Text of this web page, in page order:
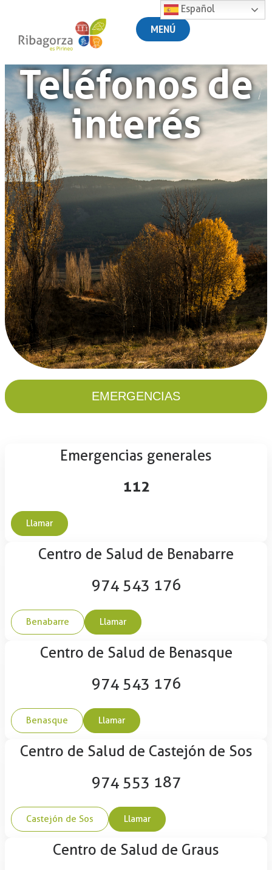
MENÚ
Teléfonos de
interés
EMERGENCIAS
Emergencias generales
112
Llamar
Centro de Salud de Benabarre
974 543 176
Benabarre Llamar
Centro de Salud de Benasque
974 543 176
Benasque Llamar
Centro de Salud de Castejón de Sos
974 553 187
Castejón de Sos Llamar
Centro de Salud de Graus
Español